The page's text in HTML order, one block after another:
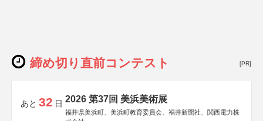
締め切り直前コンテスト [PR]
あと 32 日 2026 第37回 美浜美術展
福井県美浜町、美浜町教育委員会、福井新聞社、関西電力株